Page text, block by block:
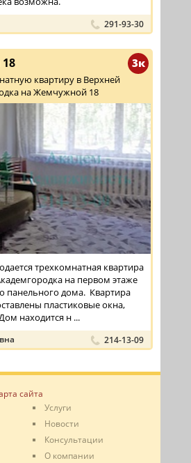
291-93-30
3к
квартиру в Верхней
на Жемчужной 18
трехкомнатная квартира
на первом этаже
панельного дома. Квартира
пластиковые окна,
находится н ...
214-13-09
сайта
Услуги
Новости
Консультации
О компании